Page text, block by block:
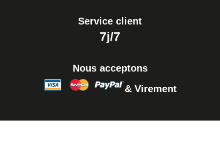
Service client
7j/7
Nous acceptons
& Virement